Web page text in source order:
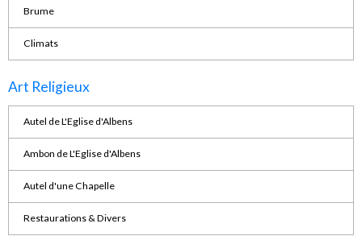
Brume
Climats
Art Religieux
Autel de L'Eglise d'Albens
Ambon de L'Eglise d'Albens
Autel d'une Chapelle
Restaurations & Divers